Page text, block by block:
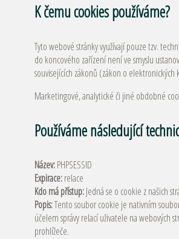
K čemu cookies používáme?
Tyto webové stránky využívají pouze tzv.
do koncového zařízení není ve smyslu
souvisejících zákonů (zákon o
Marketingové, analytické či jiné obdobné
Používáme následující
Název:PHPSESSID
Expirace:relace
Kdo má přístup:Jedná se o cookie z našich
Popis:Tento soubor cookie je nativním
účelem správy relací uživatele na webových
prohlížeče.